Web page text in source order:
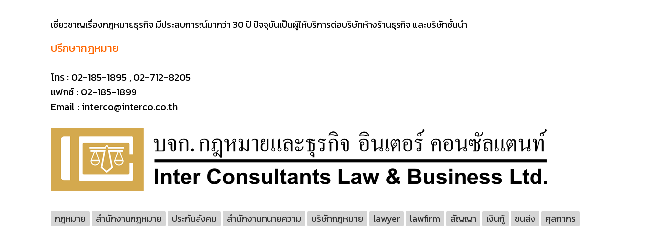
เชี่ยวชาญเรื่องกฎหมายธุรกิจ มีประสบการณ์มากว่า 30 ปี ปัจจุบันเป็นผู้ให้บริการต่อบริษัทห้างร้านธุรกิจ และบริษัทชั้นนำ
ปรึกษากฎหมาย
โทร : 02-185-1895 , 02-712-8205
แฟกซ์ : 02-185-1899
Email :interco@interco.co.th
กฎหมาย สำนักงานกฎหมาย ประกันสังคม สำนักงานทนายความ บริษัทกฎหมาย lawyer lawfirm สัญญา เงินกู้ ขนส่ง ศุลกากร